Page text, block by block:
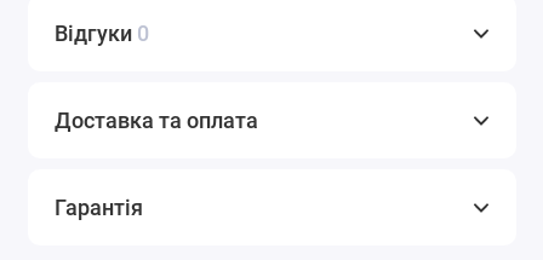
Відгуки 0
Доставка та оплата
Гарантія